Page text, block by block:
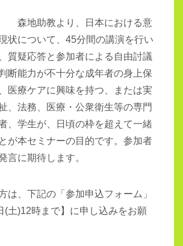
森地助教より、日本における意
状について、 45分間の講演を行い
質疑応答と参加者による自由討議
断能力が不十分な成年者の身上保
医療ケアに興味を持つ、または実
、法務、医療・公衆衛生等の専門
、学生が、日頃の枠を超えて一緒
が本セミナーの目的です。参加者
言に期待します。
は、下記の「参加申込フォーム」
(土)12時まで】に申し込みをお願